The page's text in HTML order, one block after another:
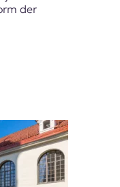
der